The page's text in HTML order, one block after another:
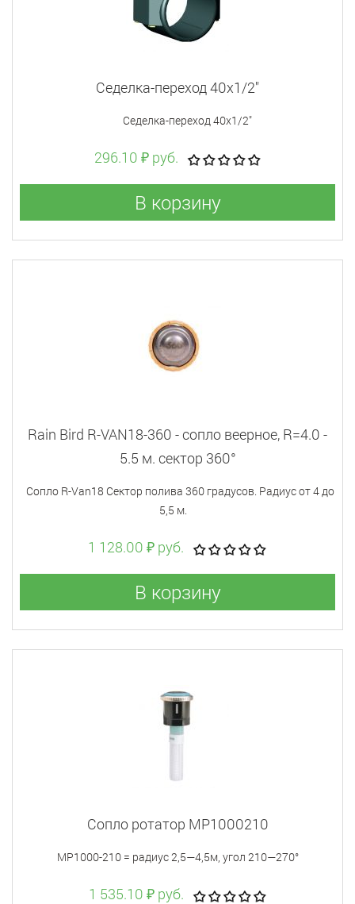
Седелка-переход 40x1/2"
Седелка-переход 40x1/2"
296.10 ₽ руб.
В корзину
Rain Bird R-VAN18-360 - cопло веерное, R=4.0 -
5.5 м. сектор 360°
Сопло R-Van18 Сектор полива 360 градусов. Радиус от 4 до
5,5 м.
1 128.00 ₽ руб.
В корзину
Сопло ротатор MP1000210
MP1000-210 = радиус 2,5—4,5м, угол 210—270°
1 535.10 ₽ руб.